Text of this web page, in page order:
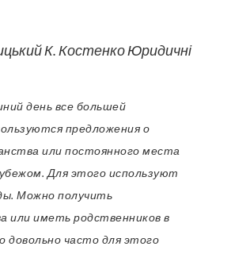
К. Костенко Юридичні
день все большей
предложения о
или постоянного места
Для этого используют
Можно получить
или иметь родственников в
довольно часто для этого